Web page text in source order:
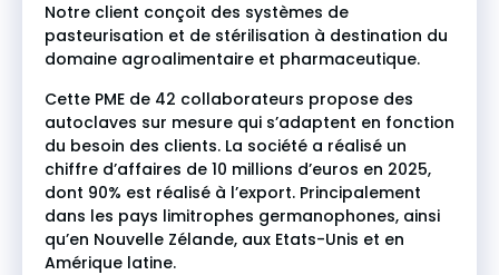
Notre client conçoit des systèmes de
pasteurisation et de stérilisation à destination du
domaine agroalimentaire et pharmaceutique.
Cette PME de 42 collaborateurs propose des
autoclaves sur mesure qui s’adaptent en fonction
du besoin des clients. La société a réalisé un
chiffre d’affaires de 10 millions d’euros en 2025,
dont 90% est réalisé à l’export. Principalement
dans les pays limitrophes germanophones, ainsi
qu’en Nouvelle Zélande, aux Etats-Unis et en
Amérique latine.